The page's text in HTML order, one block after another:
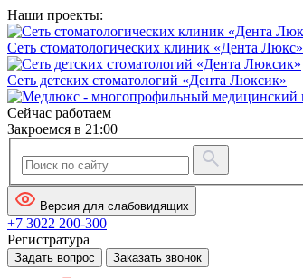
Наши проекты:
Сеть стоматологических клиник «Дента Люкс»
Сеть детских стоматологий «Дента Люксик»
Сейчас работаем
Закроемся в 21:00
Версия для слабовидящих
+7 3022 200-300
Регистратура
Задать вопрос Заказать звонок